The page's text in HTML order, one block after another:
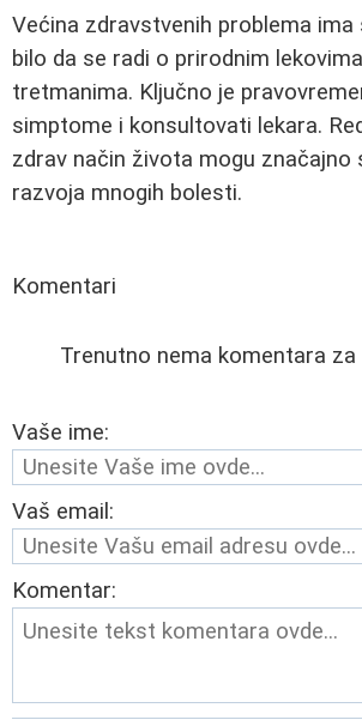
Većina zdravstvenih problema ima
bilo da se radi o prirodnim
tretmanima. Ključno je
simptome i konsultovati lekara.
zdrav način života mogu značajno
razvoja mnogih bolesti.
Komentari
Trenutno nema komentara za
Vaše ime:
Vaš email:
Komentar: